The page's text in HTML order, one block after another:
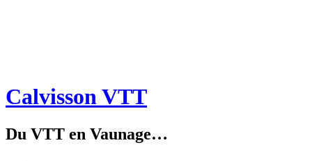
Calvisson VTT
Du VTT en Vaunage…